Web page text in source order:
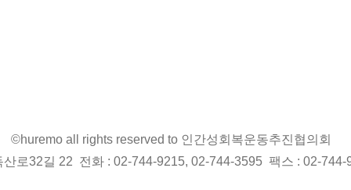
©huremo all rights reserved to 인간성회복운동추진협의회
로32길 22 전화 : 02-744-9215, 02-744-3595 팩스 : 02-